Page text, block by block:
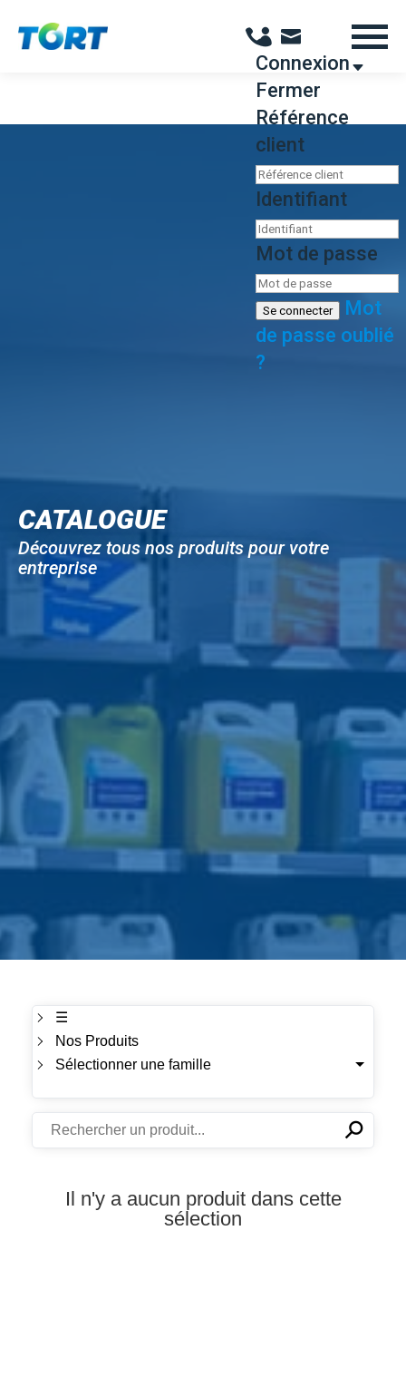
Connexion
Fermer
Référence
client
Identifiant
Mot de passe
Se connecter
Mot
de passe oublié
?
CATALOGUE
Découvrez tous nos produits pour votre
entreprise
☰
Nos Produits
Sélectionner une famille
✕⚲
Il n'y a aucun produit dans cette
sélection